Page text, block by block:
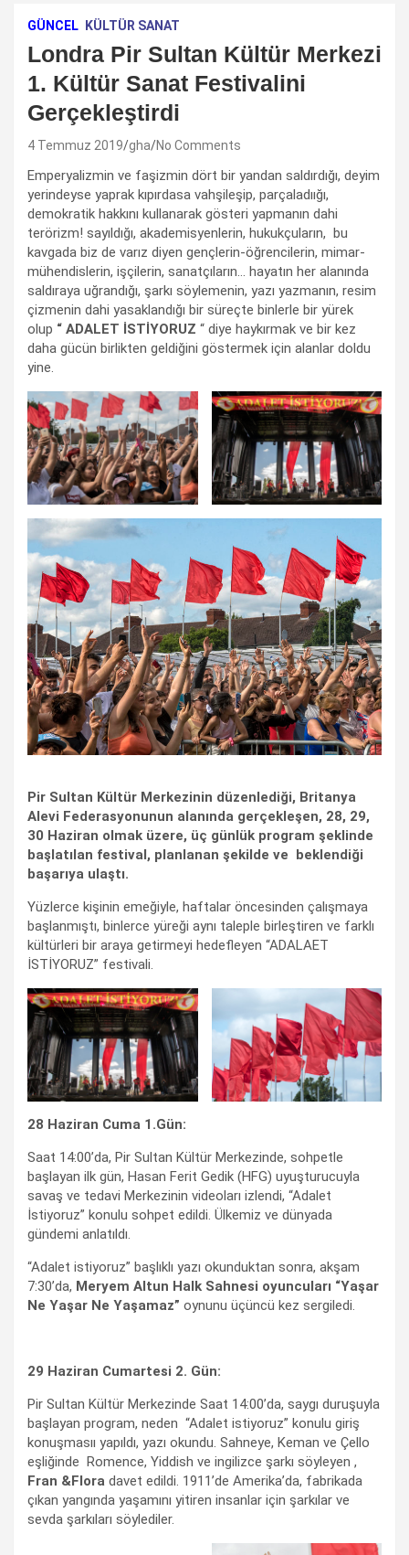
GÜNCEL KÜLTÜR SANAT
Londra Pir Sultan Kültür Merkezi
1. Kültür Sanat Festivalini
Gerçekleştirdi
4 Temmuz 2019 gha No Comments
Emperyalizmin ve faşizmin dört bir yandan saldırdığı, deyim
yerindeyse yaprak kıpırdasa vahşileşip, parçaladıığı,
demokratik hakkını kullanarak gösteri yapmanın dahi
terörizm! sayıldığı, akademisyenlerin, hukukçuların, bu
kavgada biz de varız diyen gençlerin-öğrencilerin, mimar-
mühendislerin, işçilerin, sanatçıların… hayatın her alanında
saldıraya uğrandığı, şarkı söylemenin, yazı yazmanın, resim
çizmenin dahi yasaklandığı bir süreçte binlerle bir yürek
olup “ ADALET İSTİYORUZ “ diye haykırmak ve bir kez
daha gücün birlikten geldiğini göstermek için alanlar doldu
yine.
Pir Sultan Kültür Merkezinin düzenlediği, Britanya
Alevi Federasyonunun alanında gerçekleşen, 28, 29,
30 Haziran olmak üzere, üç günlük program şeklinde
başlatılan festival, planlanan şekilde ve beklendiği
başarıya ulaştı.
Yüzlerce kişinin emeğiyle, haftalar öncesinden çalışmaya
başlanmıştı, binlerce yüreği aynı taleple birleştiren ve farklı
kültürleri bir araya getirmeyi hedefleyen “ADALAET
İSTİYORUZ” festivali.
28 Haziran Cuma 1.Gün:
Saat 14:00’da, Pir Sultan Kültür Merkezinde, sohpetle
başlayan ilk gün, Hasan Ferit Gedik (HFG) uyuşturucuyla
savaş ve tedavi Merkezinin videoları izlendi, “Adalet
İstiyoruz” konulu sohpet edildi. Ülkemiz ve dünyada
gündemi anlatıldı.
“Adalet istiyoruz” başlıklı yazı okunduktan sonra, akşam
7:30’da, Meryem Altun Halk Sahnesi oyuncuları “Yaşar
Ne Yaşar Ne Yaşamaz” oynunu üçüncü kez sergiledi.
29 Haziran Cumartesi 2. Gün:
Pir Sultan Kültür Merkezinde Saat 14:00’da, saygı duruşuyla
başlayan program, neden “Adalet istiyoruz” konulu giriş
konuşmasıı yapıldı, yazı okundu. Sahneye, Keman ve Çello
eşliğinde Romence, Yiddish ve ingilizce şarkı söyleyen ,
Fran &Flora davet edildi. 1911’de Amerika’da, fabrikada
çıkan yangında yaşamını yitiren insanlar için şarkılar ve
sevda şarkıları söylediler.